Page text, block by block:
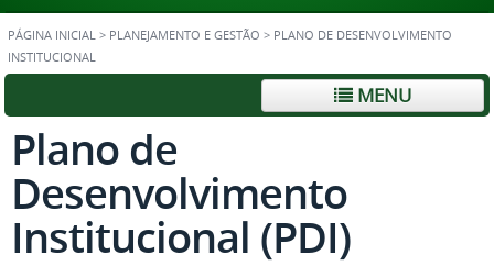
PÁGINA INICIAL > PLANEJAMENTO E GESTÃO > PLANO DE DESENVOLVIMENTO
INSTITUCIONAL
MENU
Plano de
Desenvolvimento
Institucional (PDI)